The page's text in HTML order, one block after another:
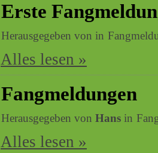
Erste
Herausgegeben von in
Alles lesen »
Fangmeldungen
Herausgegeben von Hans in
Alles lesen »